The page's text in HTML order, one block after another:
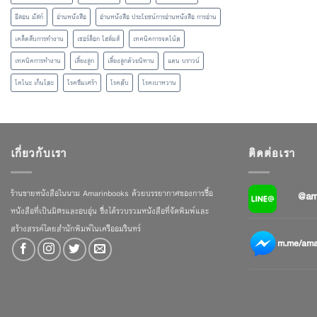
อีลอน มัสก์
อ่านหนังสือ
อ่านหนังสือ ประโยชน์การอ่านหนังสือ การอ่าน
เคล็ดลับการทำงาน
เชอร์ล็อก โฮล์มส์
เทคนิคการจดโน้ต
เทคนิคการทำงาน
เลี้ยงลูก เลี้ยงลูกด้วยนิทาน
แดน บราวน์
โคโนะ เก็นโตะ
โรคซึมเศร้า โรคตับ โรคเบาหวาน
เกี่ยวกับเรา
ร้านขายหนังสือในนาม Amarinbooks ด้วยบรรยากาศของการซื้อ
หนังสือที่เป็นมิตรและอบอุ่น ซึ่งได้รวบรวมหนังสือที่จัดพิมพ์และ
สร้างสรรค์โดยสำนักพิมพ์ในเครืออมรินทร์
ติดต่อเรา
m.me/